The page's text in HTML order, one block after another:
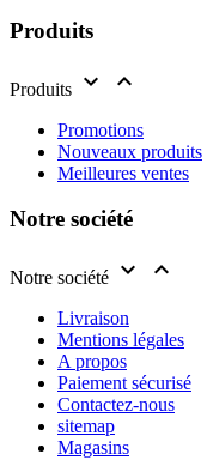
Produits
Produits  
Promotions
Nouveaux produits
Meilleures ventes
Notre société
Notre société  
Livraison
Mentions légales
A propos
Paiement sécurisé
Contactez-nous
sitemap
Magasins